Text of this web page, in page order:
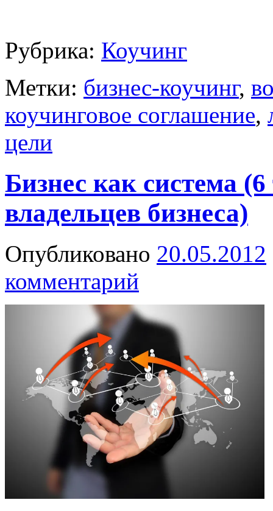
Рубрика: Коучинг
Метки: бизнес-коучинг,
коучинговое соглашение,
цели
Бизнес как система
владельцев бизнеса)
Опубликовано 20.05.2012
комментарий